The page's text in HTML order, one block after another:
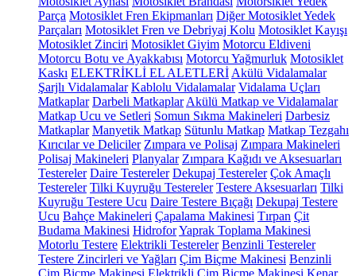
Parça Motosiklet Fren Ekipmanları Diğer Motosiklet Yedek
Parçaları Motosiklet Fren ve Debriyaj Kolu Motosiklet Kayışı
Motosiklet Zinciri Motosiklet Giyim Motorcu Eldiveni
Motorcu Botu ve Ayakkabısı Motorcu Yağmurluk Motosiklet
Kaskı ELEKTRİKLİ EL ALETLERİ Akülü Vidalamalar
Şarjlı Vidalamalar Kablolu Vidalamalar Vidalama Uçları
Matkaplar Darbeli Matkaplar Akülü Matkap ve Vidalamalar
Matkap Ucu ve Setleri Somun Sıkma Makineleri Darbesiz
Matkaplar Manyetik Matkap Sütunlu Matkap Matkap Tezgahı
Kırıcılar ve Deliciler Zımpara ve Polisaj Zımpara Makineleri
Polisaj Makineleri Planyalar Zımpara Kağıdı ve Aksesuarları
Testereler Daire Testereler Dekupaj Testereler Çok Amaçlı
Testereler Tilki Kuyruğu Testereler Testere Aksesuarları Tilki
Kuyruğu Testere Ucu Daire Testere Bıçağı Dekupaj Testere
Ucu Bahçe Makineleri Çapalama Makinesi Tırpan Çit
Budama Makinesi HidroforYaprak Toplama Makinesi
Motorlu Testere Elektrikli Testereler Benzinli Testereler
Testere Zincirleri ve Yağları Çim Biçme Makinesi Benzinli
Çim Biçme Makinesi Elektrikli Çim Biçme Makinesi Kenar